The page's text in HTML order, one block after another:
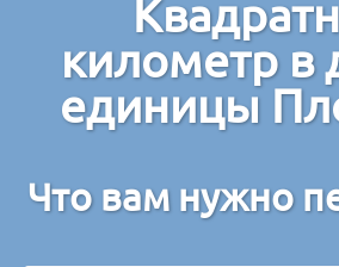
километр в
единицы
Что вам нужно